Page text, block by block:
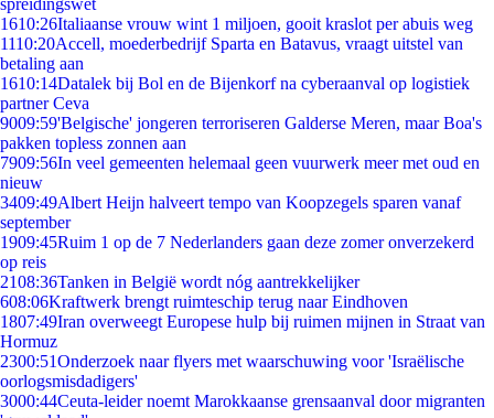
spreidingswet
1610:26Italiaanse vrouw wint 1 miljoen, gooit kraslot per abuis weg
1110:20Accell, moederbedrijf Sparta en Batavus, vraagt uitstel van
betaling aan
1610:14Datalek bij Bol en de Bijenkorf na cyberaanval op logistiek
partner Ceva
9009:59'Belgische' jongeren terroriseren Galderse Meren, maar Boa's
pakken topless zonnen aan
7909:56In veel gemeenten helemaal geen vuurwerk meer met oud en
nieuw
3409:49Albert Heijn halveert tempo van Koopzegels sparen vanaf
september
1909:45Ruim 1 op de 7 Nederlanders gaan deze zomer onverzekerd
op reis
2108:36Tanken in België wordt nóg aantrekkelijker
608:06Kraftwerk brengt ruimteschip terug naar Eindhoven
1807:49Iran overweegt Europese hulp bij ruimen mijnen in Straat van
Hormuz
2300:51Onderzoek naar flyers met waarschuwing voor 'Israëlische
oorlogsmisdadigers'
3000:44Ceuta-leider noemt Marokkaanse grensaanval door migranten